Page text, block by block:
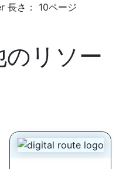
長さ： 10ページ
リソー